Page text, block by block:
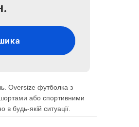
Oversize футболка з
або спортивними
будь-якій ситуації.